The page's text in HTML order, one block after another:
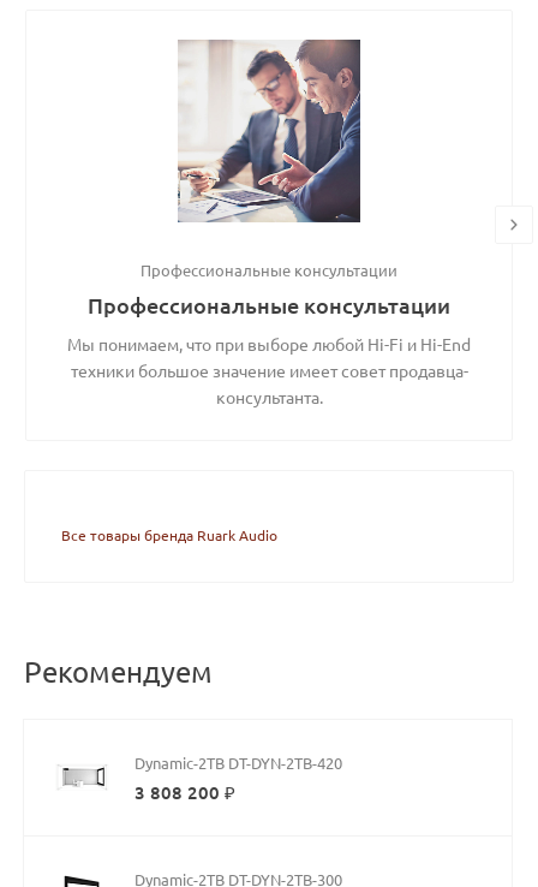
Профессиональные консультации
Профессиональные консультации
Мы понимаем, что при выборе любой Hi-Fi и Hi-End
техники большое значение имеет совет продавца-
консультанта.
Все товары бренда Ruark Audio
Рекомендуем
Dynamic-2TB DT-DYN-2TB-420
3 808 200 ₽
Dynamic-2TB DT-DYN-2TB-300